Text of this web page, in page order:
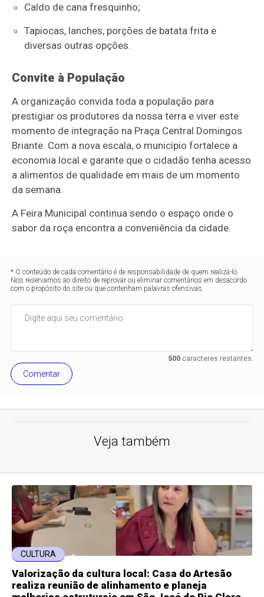
Caldo de cana fresquinho;
Tapiocas, lanches, porções de batata frita e
diversas outras opções.
Convite à População
A organização convida toda a população para
prestigiar os produtores da nossa terra e viver este
momento de integração na Praça Central Domingos
Briante. Com a nova escala, o município fortalece a
economia local e garante que o cidadão tenha acesso
a alimentos de qualidade em mais de um momento
da semana.
A Feira Municipal continua sendo o espaço onde o
sabor da roça encontra a conveniência da cidade.
* O conteúdo de cada comentário é de responsabilidade de quem realizá-lo.
Nos reservamos ao direito de reprovar ou eliminar comentários em desacordo
com o propósito do site ou que contenham palavras ofensivas.
500caracteres restantes.
Comentar
Veja também
CULTURA
Valorização da cultura local: Casa do Artesão
realiza reunião de alinhamento e planeja